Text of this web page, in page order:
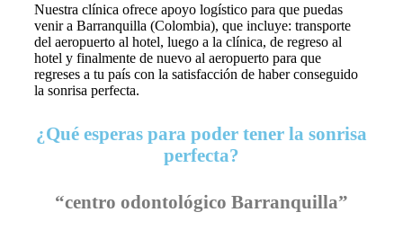
Nuestra clínica ofrece apoyo logístico para que puedas
venir a Barranquilla (Colombia), que incluye: transporte
del aeropuerto al hotel, luego a la clínica, de regreso al
hotel y finalmente de nuevo al aeropuerto para que
regreses a tu país con la satisfacción de haber conseguido
la sonrisa perfecta.
¿Qué esperas para poder tener la sonrisa
perfecta?
“centro odontológico Barranquilla”